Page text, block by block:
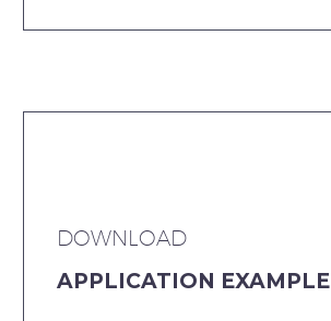
DOWNLOAD
APPLICATION EXAMPLE